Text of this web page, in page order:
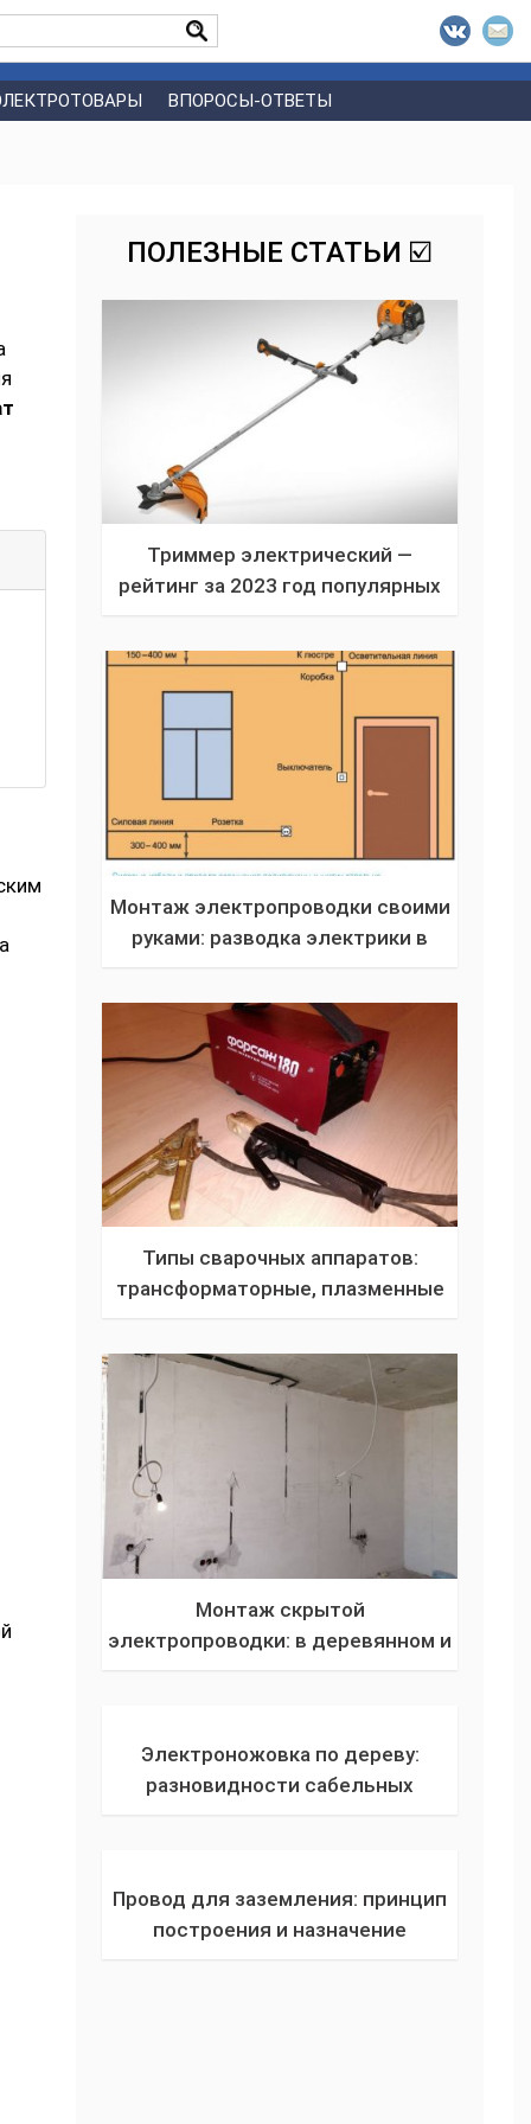
ВПОРОСЫ-ОТВЕТЫ
ПОЛЕЗНЫЕ СТАТЬИ ☑️
Триммер электрический —
рейтинг за 2023 год популярных
аккумуляторных газонокосилок
по отзывам
Монтаж электропроводки своими
руками: разводка электрики в
для начинающих (правила, нормы
и алгоритм работ)
Типы сварочных аппаратов:
трансформаторные, плазменные
для точечной сварки и
выпрямители
Монтаж скрытой
электропроводки: в деревянном и
Электроножовка по дереву:
разновидности сабельных
Провод для заземления: принцип
построения и назначение